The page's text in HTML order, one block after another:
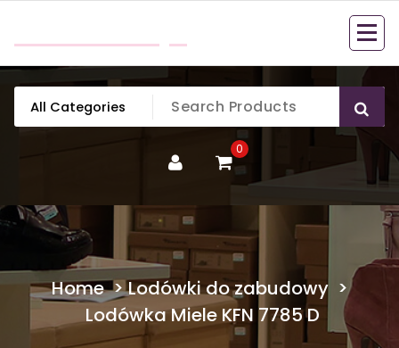
content
0
Home>Lodówki do zabudowy >
Lodówka Miele KFN 7785 D